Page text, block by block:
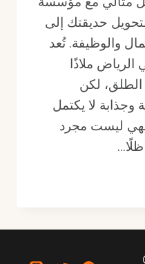
حديقتك إلى
والوظيفة. تُعد
الرياض ملاذًا
الطلق، لكن
لا يكتمل
ليست مجرد